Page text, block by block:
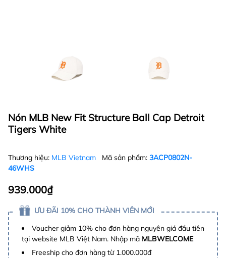
Nón MLB New Fit Structure Ball Cap Detroit
Tigers White
Thương hiệu: MLB Vietnam Mã sản phẩm: 3ACP0802N-
46WHS
939.000₫
ƯU ĐÃI 10% CHO THÀNH VIÊN MỚI
Voucher giảm 10% cho đơn hàng nguyên giá đầu tiên
tại website MLB Việt Nam. Nhập mã MLBWELCOME
Freeship cho đơn hàng từ 1.000.000đ